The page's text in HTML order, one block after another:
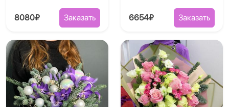
8080₽ Заказать 6654₽ Заказать